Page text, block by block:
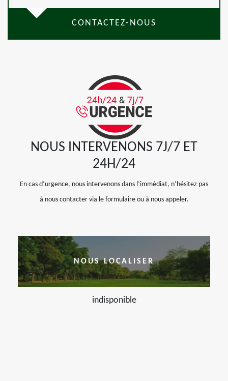
CONTACTEZ-NOUS
NOUS INTERVENONS 7J/7 ET
24H/24
En cas d’urgence, nous intervenons dans l’immédiat, n’hésitez pas
à nous contacter via le formulaire ou à nous appeler.
NOUS LOCALISER
indisponible